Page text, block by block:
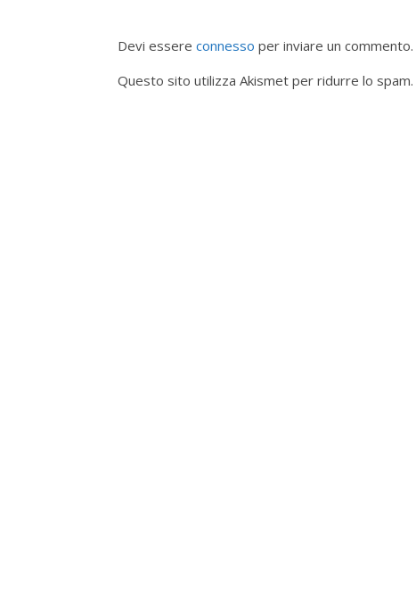
Devi essere connesso per inviare un commento.
Questo sito utilizza Akismet per ridurre lo spam.